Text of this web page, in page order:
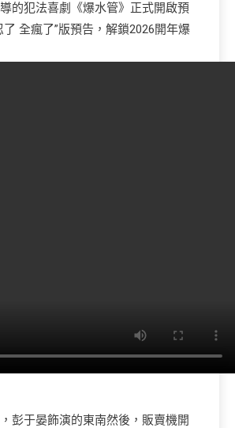
的犯法喜劇《爆水管》正式開啟預
了 全瘋了”版預告，解鎖2026開年爆
彭于晏飾演的東南然後，販賣機開